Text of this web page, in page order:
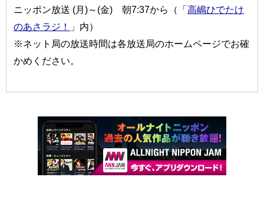
ニッポン放送 (月)～(金) 朝7:37から（「高嶋ひでたけ
のあさラジ！
」内）
※ネット局の放送時間は各放送局のホームページでお確
かめください。